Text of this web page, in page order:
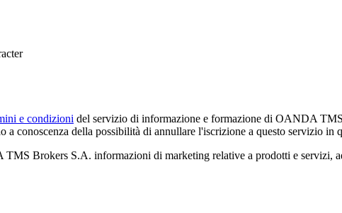
e condizioni del servizio di informazione e formazione di OANDA
a conoscenza della possibilità di annullare l'iscrizione a questo servizio in
Brokers S.A. informazioni di marketing relative a prodotti e servizi,